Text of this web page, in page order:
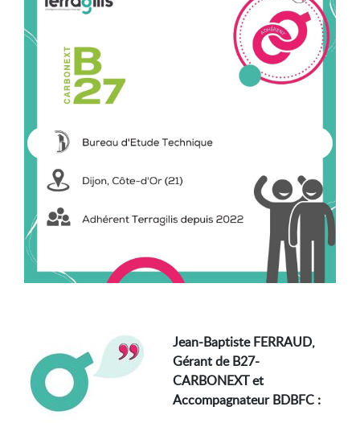
Jean-Baptiste FERRAUD,
Gérant de B27-
CARBONEXT et
Accompagnateur BDBFC :